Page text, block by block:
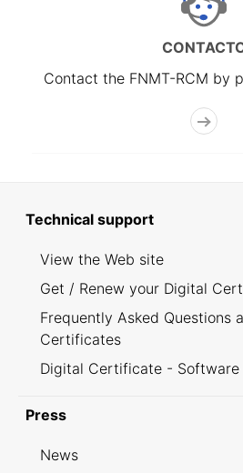
Contact the FNMT-RCM by
Technical support
View the Web site
Get / Renew your Digital
Frequently Asked Questions
Certificates
Digital Certificate - Software
Press
News